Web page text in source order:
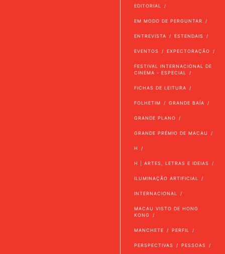
EDITORIAL
EM MODO DE PERGUNTAR
ENTREVISTA ESTENDAIS
EVENTOS EXPECTORAÇÃO
FESTIVAL INTERNACIONAL DE
CINEMA - ESPECIAL
FICHAS DE LEITURA
FOLHETIM GRANDE BAÍA
GRANDE PLANO
GRANDE PRÉMIO DE MACAU
H
H | ARTES, LETRAS E IDEIAS
ILUMINAÇÃO ARTIFICIAL
INTERNACIONAL
MACAU VISTO DE HONG
KONG
MANCHETE PERFIL
PERSPECTIVAS PESSOAS